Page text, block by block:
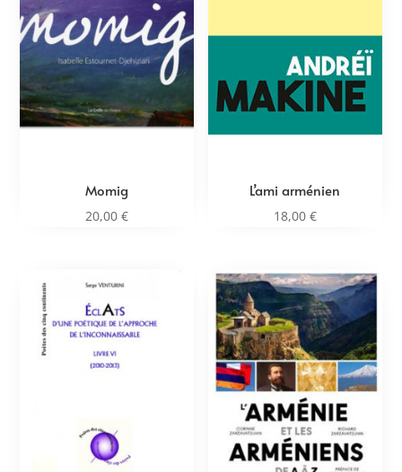
Momig
20,00€
L’ami arménien
18,00 €